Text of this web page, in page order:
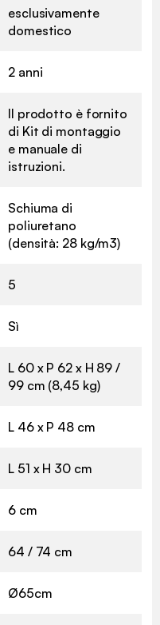
esclusivamente
domestico
2 anni
Il prodotto è fornito
di Kit di montaggio
e manuale di
istruzioni.
Schiuma di
poliuretano
(densità: 28 kg/m3)
5
Sì
L 60 x P 62 x H 89 /
99 cm (8,45 kg)
L 46 x P 48 cm
L 51 x H 30 cm
6 cm
64 / 74 cm
Ø65cm